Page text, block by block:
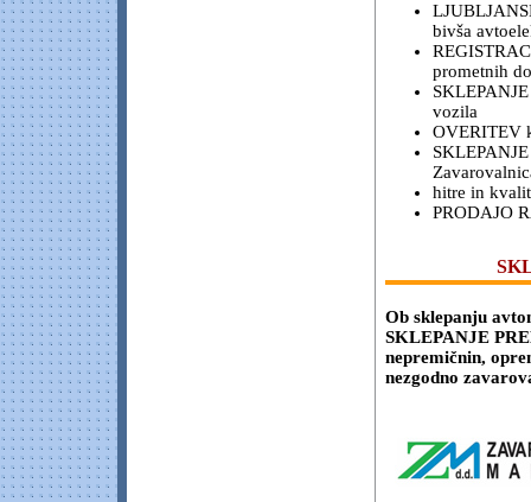
bivša
prometnih
vozila
OVERITEV
hitre in
PRODAJO
Ob sklepanju
SKLEPANJE
nepremičnin,
nezgodno